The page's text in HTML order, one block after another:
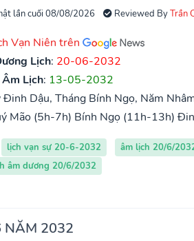
lần cuối 08/08/2026 Reviewed ByTrần
Vạn Niên trên
Lịch: 20-06-2032
Âm Lịch: 13-05-2032
Dậu, Tháng Bính Ngọ, Năm
Mão (5h-7h) Bính Ngọ (11h-13h)
lịch vạn sự 20-6-2032 âm lịch 20/6/
âm dương 20/6/2032
NĂM 2032